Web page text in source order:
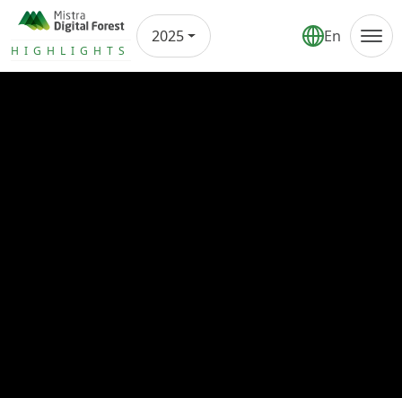
HIGHLIGHTS Årsrapport
2025 En